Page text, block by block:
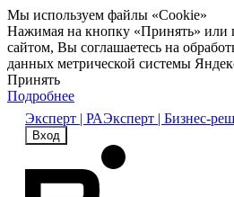
Мы используем файлы «Cookie»
Нажимая на кнопку «Принять» или
сайтом, Вы соглашаетесь на
данных метрической системы
Принять
Подробнее
Эксперт | РАЭксперт | Бизнес-
Вход